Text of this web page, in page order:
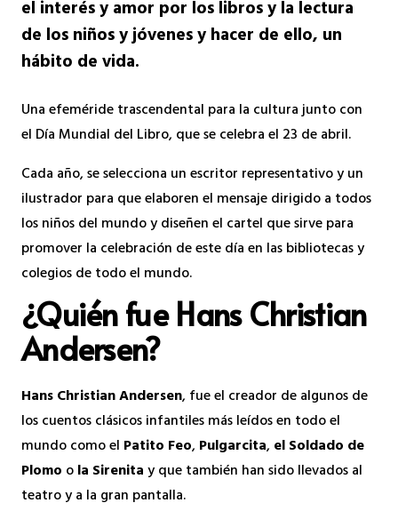
el interés y amor por los libros y la lectura
de los niños y jóvenes y hacer de ello, un
hábito de vida.
Una efeméride trascendental para la cultura junto con
el Día Mundial del Libro, que se celebra el 23 de abril.
Cada año, se selecciona un escritor representativo y un
ilustrador para que elaboren el mensaje dirigido a todos
los niños del mundo y diseñen el cartel que sirve para
promover la celebración de este día en las bibliotecas y
colegios de todo el mundo.
¿Quién fue Hans Christian
Andersen?
Hans Christian Andersen, fue el creador de algunos de
los cuentos clásicos infantiles más leídos en todo el
mundo como el Patito Feo,Pulgarcita,el Soldado de
Plomo ola Sirenitay que también han sido llevados al
teatro y a la gran pantalla.